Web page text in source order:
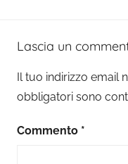
Lascia un
Il tuo indirizzo email
obbligatori sono
Commento *